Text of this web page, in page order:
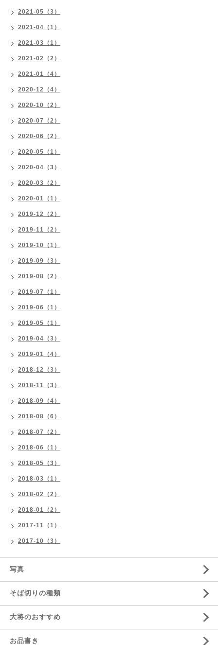
2021-05（3）
2021-04（1）
2021-03（1）
2021-02（2）
2021-01（4）
2020-12（4）
2020-10（2）
2020-07（2）
2020-06（2）
2020-05（1）
2020-04（3）
2020-03（2）
2020-01（1）
2019-12（2）
2019-11（2）
2019-10（1）
2019-09（3）
2019-08（2）
2019-07（1）
2019-06（1）
2019-05（1）
2019-04（3）
2019-01（4）
2018-12（3）
2018-11（3）
2018-09（4）
2018-08（6）
2018-07（2）
2018-06（1）
2018-05（3）
2018-03（1）
2018-02（2）
2018-01（2）
2017-11（1）
2017-10（3）
写真
そば切りの種類
大将のおすすめ
お品書き